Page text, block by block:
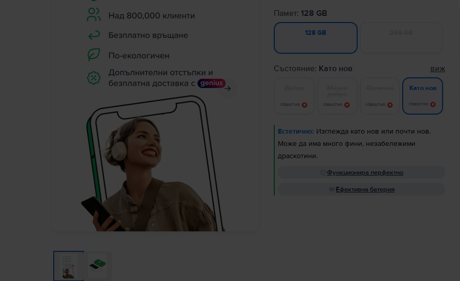
Памет: 128 GB
128 GB
Състояние: Като нов виж
Известие Известие Известие
Като нов
Известие
Естетично: Изглежда като нов или почти нов.
Може да има много фини, незабележими
драскотини.
Функционира перфектно
Ефективна батерия